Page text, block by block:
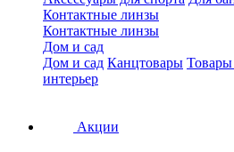
Контактные линзы
Контактные линзы
Дом и сад
Дом и сад Канцтовары Товары
интерьер
Акции